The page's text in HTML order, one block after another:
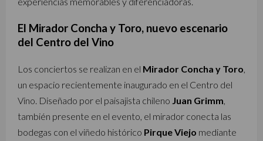
El Mirador Concha y Toro, nuevo escenario
del Centro del Vino
Los conciertos se realizan en el Mirador Concha y Toro
un espacio recientemente inaugurado en el Centro del
Vino. Diseñado por el paisajista chileno Juan Grimm
también presente en el evento, el mirador conecta las
bodegas con el viñedo histórico Pirque Viejo mediante